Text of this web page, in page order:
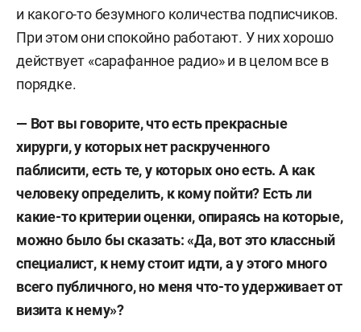
и какого-то безумного количества подписчиков.
При этом они спокойно работают. У них хорошо
действует «сарафанное радио» и в целом все в
порядке.
— Вот вы говорите, что есть прекрасные
хирурги, у которых нет раскрученного
паблисити, есть те, у которых оно есть. А как
человеку определить, к кому пойти? Есть ли
какие-то критерии оценки, опираясь на которые,
можно было бы сказать: «Да, вот это классный
специалист, к нему стоит идти, а у этого много
всего публичного, но меня что-то удерживает от
визита к нему»?